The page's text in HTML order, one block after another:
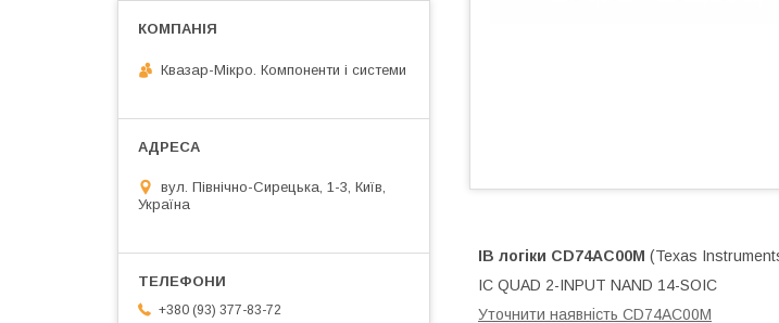
ІВ логіки CD74AC00M (Texas
IC QUAD 2-INPUT NAND 14-SOIC
Уточнити наявність CD74AC00M
Квазар-Мікро. Компоненти і системи
вул. Північно-Сирецька, 1-3, Київ,
Україна
+380 (93) 377-83-72